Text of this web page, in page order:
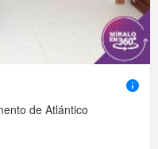
de Atlántico